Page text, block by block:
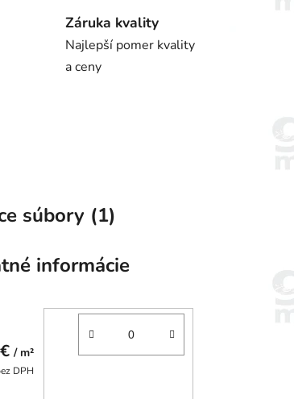
Záruka kvality
Najlepší pomer kvality
a ceny
súbory (1)
informácie
/ m²
DPH